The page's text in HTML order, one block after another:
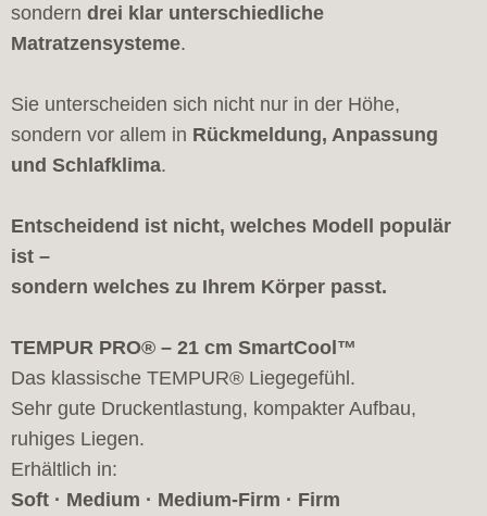
sondern drei klar unterschiedliche
Matratzensysteme.
Sie unterscheiden sich nicht nur in der Höhe,
sondern vor allem in Rückmeldung, Anpassung
und Schlafklima.
Entscheidend ist nicht, welches Modell populär
ist –
sondern welches zu Ihrem Körper passt.
TEMPUR PRO® – 21 cm SmartCool™
Das klassische TEMPUR® Liegegefühl.
Sehr gute Druckentlastung, kompakter Aufbau,
ruhiges Liegen.
Erhältlich in:
Soft · Medium · Medium-Firm · Firm